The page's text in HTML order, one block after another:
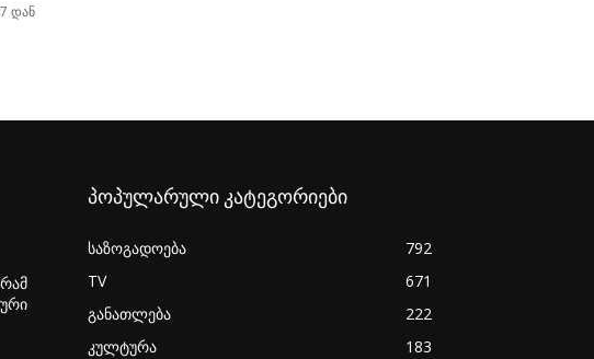
დან
პოპულარული კატეგორიები
საზოგადოება
792
TV
671
განათლება
222
კულტურა
183